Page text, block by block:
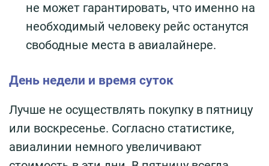
не может гарантировать, что именно на
необходимый человеку рейс останутся
свободные места в авиалайнере.
День недели и время суток
Лучше не осуществлять покупку в пятницу
или воскресенье. Согласно статистике,
авиалинии немного увеличивают